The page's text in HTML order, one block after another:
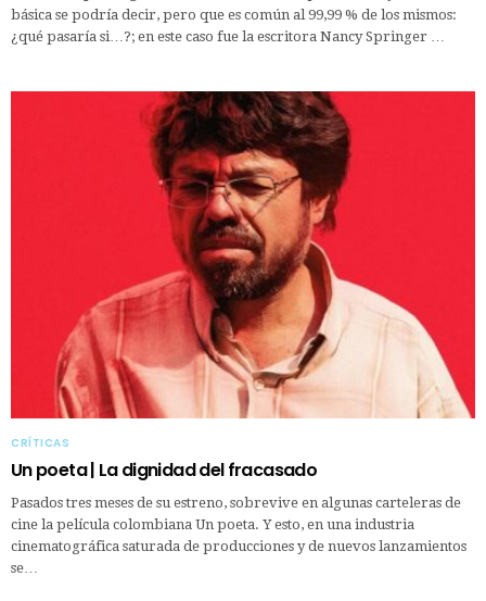
básica se podría decir, pero que es común al 99,99 % de los mismos:
¿qué pasaría si…?; en este caso fue la escritora Nancy Springer …
CRÍTICAS
Un poeta | La dignidad del fracasado
Pasados tres meses de su estreno, sobrevive en algunas carteleras de
cine la película colombiana Un poeta. Y esto, en una industria
cinematográfica saturada de producciones y de nuevos lanzamientos
se…